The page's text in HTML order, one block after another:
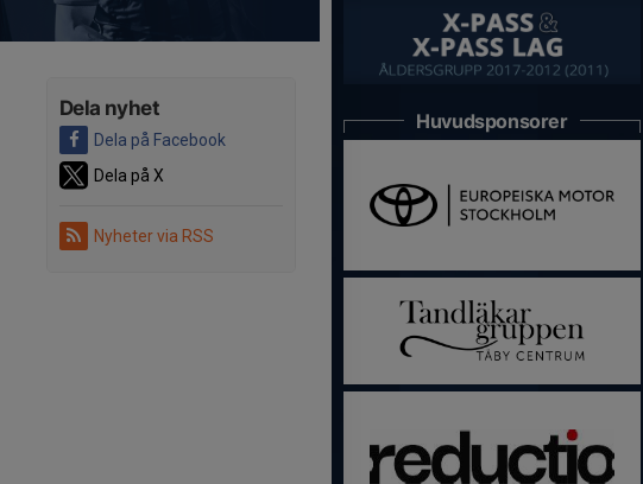
Dela nyhet
Dela på Facebook
Dela på X
Nyheter via RSS
Huvudsponsorer